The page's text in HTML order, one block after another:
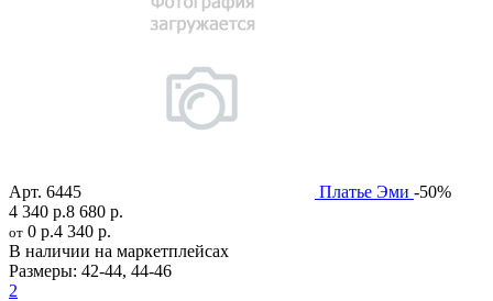
Арт. 6445 Платье Эми -50%
4 340 р.8 680 р.
от 0 р.4 340 р.
В наличии на маркетплейсах
Размеры: 42-44, 44-46
2